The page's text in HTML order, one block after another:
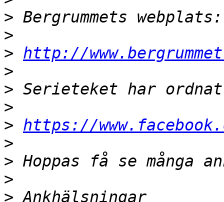
>
>
> http://
>
>
>
> https://
>
>
>
>